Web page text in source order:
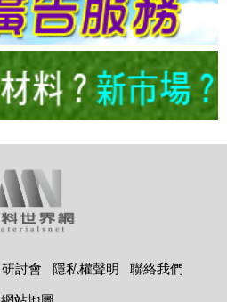
研討會 隱私權聲明
聯絡我們